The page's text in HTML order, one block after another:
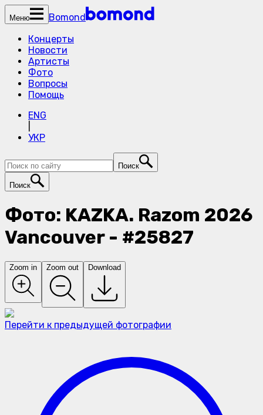
Меню
Bomond
Концерты
Новости
Артисты
Фото
Вопросы
Помощь
ENG
УКР
Поиск
Поиск
Фото: KAZKA. Razom 2026
Vancouver - #25827
Zoom in Zoom out Download
Перейти к предыдущей фотографии